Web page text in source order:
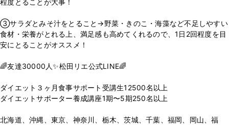
程度とることが大事！
③サラダとみそ汁をとること→野菜・きのこ・海藻など不足しやすい
食材・栄養がとれる上、満足感も高めてくれるので、1日2回程度を目
安にとることがオススメ！
🌈友達30000人✨松田リエ公式LINE🌈
ダイエット３ヶ月食事サポート受講生12500名以上
ダイエットサポーター養成講座1期〜5期250名以上
北海道、沖縄、東京、神奈川、栃木、茨城、千葉、福岡、岡山、福